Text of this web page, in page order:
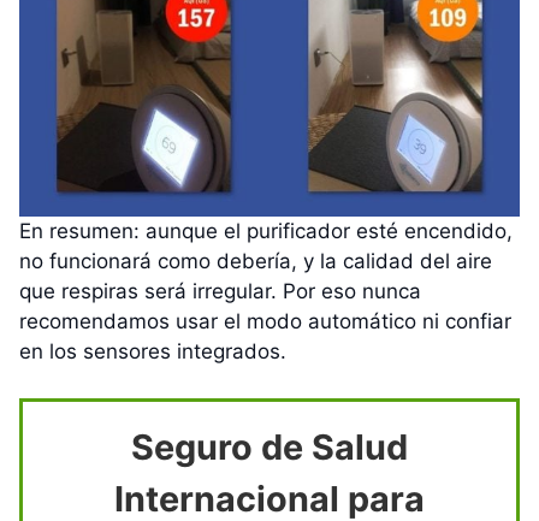
En resumen: aunque el purificador esté encendido,
no funcionará como debería, y la calidad del aire
que respiras será irregular. Por eso nunca
recomendamos usar el modo automático ni confiar
en los sensores integrados.
Seguro de Salud
Internacional para